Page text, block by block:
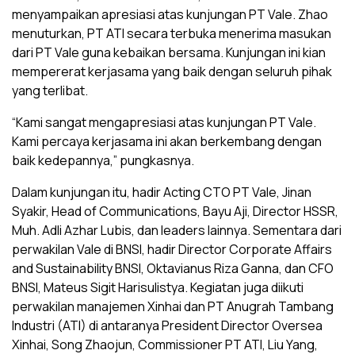
menyampaikan apresiasi atas kunjungan PT Vale. Zhao
menuturkan, PT ATI secara terbuka menerima masukan
dari PT Vale guna kebaikan bersama. Kunjungan ini kian
mempererat kerjasama yang baik dengan seluruh pihak
yang terlibat.
“Kami sangat mengapresiasi atas kunjungan PT Vale.
Kami percaya kerjasama ini akan berkembang dengan
baik kedepannya,” pungkasnya.
Dalam kunjungan itu, hadir Acting CTO PT Vale, Jinan
Syakir, Head of Communications, Bayu Aji, Director HSSR,
Muh. Adli Azhar Lubis, dan leaders lainnya. Sementara dari
perwakilan Vale di BNSI, hadir Director Corporate Affairs
and Sustainability BNSI, Oktavianus Riza Ganna, dan CFO
BNSI, Mateus Sigit Harisulistya. Kegiatan juga diikuti
perwakilan manajemen Xinhai dan PT Anugrah Tambang
Industri (ATI) di antaranya President Director Oversea
Xinhai, Song Zhaojun, Commissioner PT ATI, Liu Yang,